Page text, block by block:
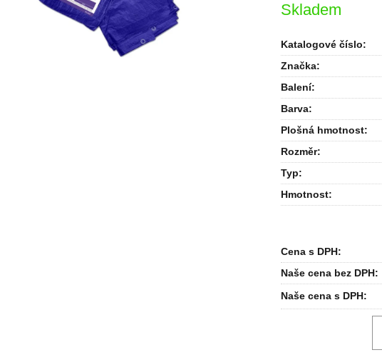
Skladem
Katalogové číslo:
Značka:
Balení:
Barva:
Plošná hmotnost:
Rozměr:
Typ:
Hmotnost:
Cena s DPH:
Naše cena bez DPH:
Naše cena s DPH: